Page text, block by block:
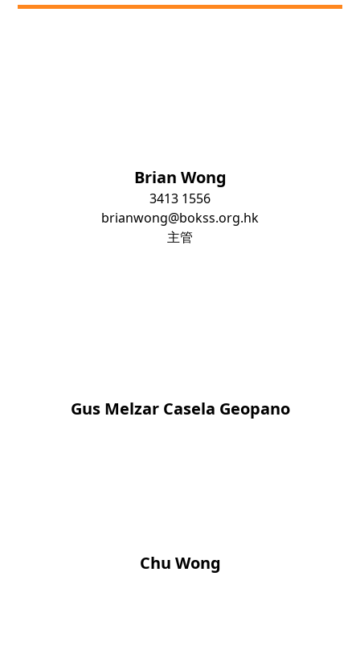
Brian Wong
3413 1556
brianwong@bokss.org.hk
主管
Gus Melzar Casela Geopano
Chu Wong